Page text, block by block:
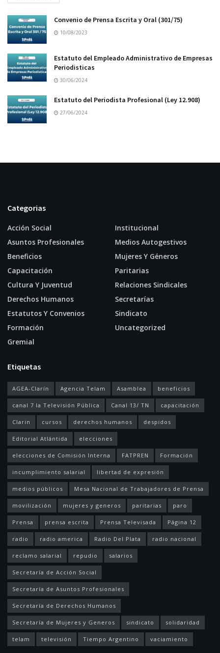
Convenio de Prensa Escrita y Oral (301/75)
10/08/2023
Estatuto del Empleado Administrativo de Empresas
Periodisticas
30/06/2024
Estatuto del Periodista Profesional (Ley 12.908)
27/06/2024
Categorias
Acción Social
Asuntos Profesionales
Beneficios
Capacitación
Cultura Y Juventud
Derechos Humanos
Estatutos Y Convenios
Formación
Gremial
Institucional
Medios Autogestivos
Mujeres Y Géneros
Paritarias
Relaciones Sindicales
Secretarías
Sindicato
Uncategorized
Etiquetas
AGEA-Clarín Agencia Telam Asamblea beneficios
canal 7 la Televisión Pública Canal 13/ TN capacitación
Clarin cursos derechos humanos despidos
Editorial Atlántida elecciones
elecciones de Comisión Interna FATPREN Formación
incumplimiento salarial libertad de expresión
medios públicos Mesa Nacional de Trabajadores de Prensa
movilización mujeres y generos paritarias paro
Prensa prensa escrita Prensa Televisada Página 12
radio radio america Radio Del Plata radio nacional
reclamo salarial repudio salarios
Secretaría de Acción Social
Secretaría de Asuntos Profesionales
Secretaría de Derechos Humanos
Secretaría de Mujeres y Generos sindicato solidaridad
telam televisión Tiempo Argentino vaciamiento